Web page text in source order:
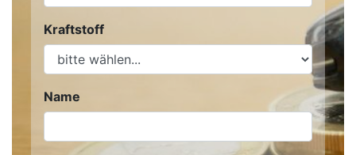
Kraftstoff
Name